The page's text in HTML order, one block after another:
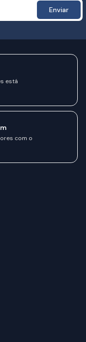
Enviar
está
com o